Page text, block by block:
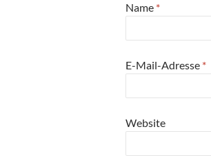
Name *
E-Mail-Adresse *
Website